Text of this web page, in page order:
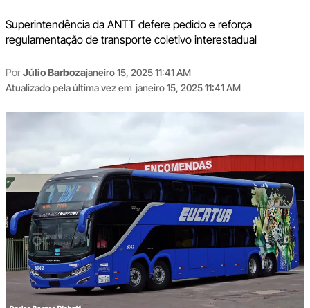
Superintendência da ANTT defere pedido e reforça
regulamentação de transporte coletivo interestadual
PorJúlio Barbozajaneiro 15, 2025 11:41 AM
Atualizado pela última vez em janeiro 15, 2025 11:41 AM